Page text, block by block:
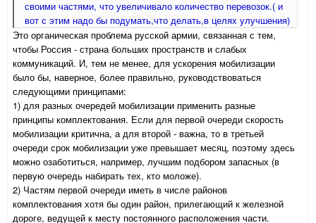
своими частями, что увеличивало количество перевозок.( и
вот с этим надо бы подумать,что делать,в целях улучшения)
Это органическая проблема русской армии, связанная с тем,
чтобы Россия - страна больших пространств и слабых
коммуникаций. И, тем не менее, для ускорения мобилизации
было бы, наверное, более правильно, руководствоваться
следующими принципами:
1) для разных очередей мобилизации применить разные
принципы комплектования. Если для первой очереди скорость
мобилизации критична, а для второй - важна, то в третьей
очереди срок мобилизации уже превышает месяц, поэтому здесь
можно озаботиться, например, лучшим подбором запасных (в
первую очередь набирать тех, кто моложе).
2) Частям первой очереди иметь в числе районов
комплектования хотя бы один район, прилегающий к железной
дороге, ведущей к месту постоянного расположения части.